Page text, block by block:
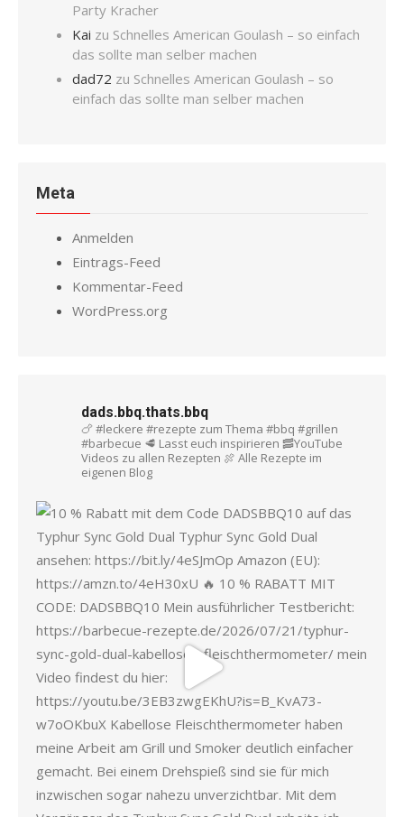
Party Kracher
Kai zu Schnelles American Goulash – so einfach
das sollte man selber machen
dad72 zu Schnelles American Goulash – so
einfach das sollte man selber machen
Meta
Anmelden
Eintrags-Feed
Kommentar-Feed
WordPress.org
dads.bbq.thats.bbq
🍗 #leckere #rezepte zum Thema #bbq #grillen
#barbecue 🥩 Lasst euch inspirieren 🥓YouTube
Videos zu allen Rezepten 🍖 Alle Rezepte im
eigenen Blog